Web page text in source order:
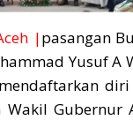
|pasangan
Yusuf A
Gubernur